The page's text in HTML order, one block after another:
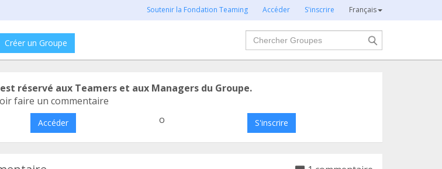
Soutenir la Fondation Teaming Accéder S'inscrire Français
Créer un Groupe
Chercher
réservé aux Teamers et aux Managers du Groupe.
faire un commentaire
Accéder o S'inscrire